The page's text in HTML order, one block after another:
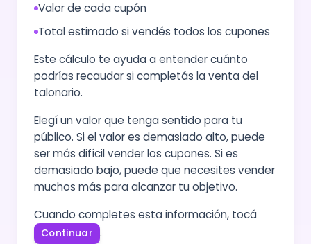
Valor de cada cupón
Total estimado si vendés todos los cupones
Este cálculo te ayuda a entender cuánto
podrías recaudar si completás la venta del
talonario.
Elegí un valor que tenga sentido para tu
público. Si el valor es demasiado alto, puede
ser más difícil vender los cupones. Si es
demasiado bajo, puede que necesites vender
muchos más para alcanzar tu objetivo.
Cuando completes esta información, tocá
Continuar .